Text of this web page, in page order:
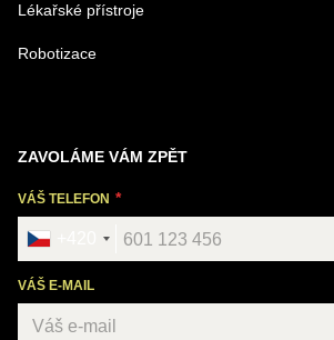
Lékařské přístroje
Robotizace
ZAVOLÁME VÁM ZPĚT
VÁŠ TELEFON
VÁŠ E-MAIL